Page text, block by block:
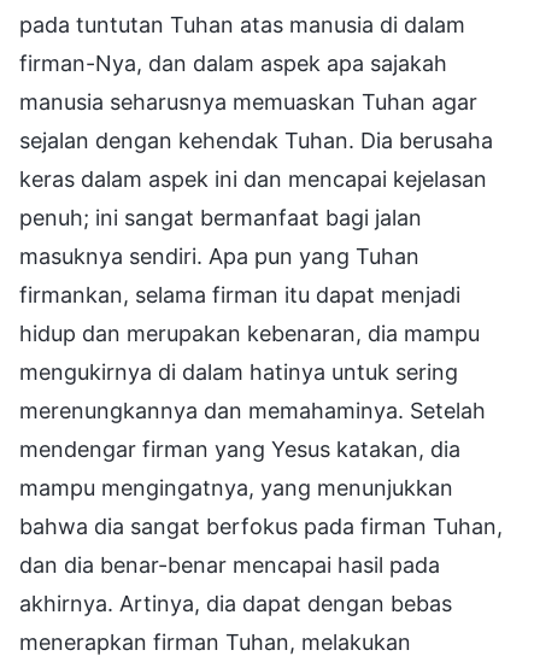
pada tuntutan Tuhan atas manusia di dalam
firman-Nya, dan dalam aspek apa sajakah
manusia seharusnya memuaskan Tuhan agar
sejalan dengan kehendak Tuhan. Dia berusaha
keras dalam aspek ini dan mencapai kejelasan
penuh; ini sangat bermanfaat bagi jalan
masuknya sendiri. Apa pun yang Tuhan
firmankan, selama firman itu dapat menjadi
hidup dan merupakan kebenaran, dia mampu
mengukirnya di dalam hatinya untuk sering
merenungkannya dan memahaminya. Setelah
mendengar firman yang Yesus katakan, dia
mampu mengingatnya, yang menunjukkan
bahwa dia sangat berfokus pada firman Tuhan,
dan dia benar-benar mencapai hasil pada
akhirnya. Artinya, dia dapat dengan bebas
menerapkan firman Tuhan, melakukan